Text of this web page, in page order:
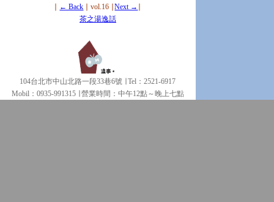
← Back ∣ vol.16 ∣Next →
茶之湯逸話
104台北市中山北路一段33巷6號 ∣ Tel：2521-6917
Mobil：0935-991315 ∣
營業時間：中午12點～晚上七點